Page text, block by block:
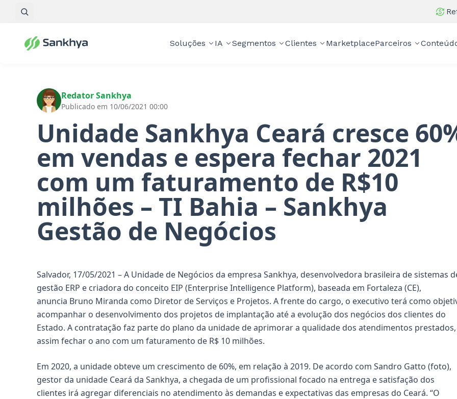
Soluções IA Segmentos Clientes MarketplaceParceiros
Redator Sankhya
Publicado em 10/06/2021 00:00
Unidade Sankhya Ceará cresce
em vendas e espera fechar 2021
com um faturamento de R$10
milhões – TI Bahia – Sankhya
Gestão de Negócios
Salvador, 17/05/2021 – A Unidade de Negócios da empresa Sankhya, desenvolvedora brasileira de sistemas
gestão ERP e criadora do conceito EIP (Enterprise Intelligence Platform), baseada em Fortaleza (CE),
anuncia Bruno Miranda como Diretor de Serviços e Projetos. A frente do cargo, o executivo terá como
acompanhar o desenvolvimento dos projetos de implantação até a evolução dos negócios dos clientes do
Estado. A contratação faz parte do plano da unidade de aprimorar a qualidade dos atendimentos
assim fechar o ano com um faturamento de R$ 10 milhões.
Em 2020, a unidade obteve um crescimento de 60%, em relação à 2019. De acordo com Sandro Gatto (foto),
gestor da unidade Ceará da Sankhya, a chegada de um profissional focado na entrega e satisfação dos
clientes irá agregar diferenciais no atendimento às demandas e expectativas das empresas do Ceará. “O